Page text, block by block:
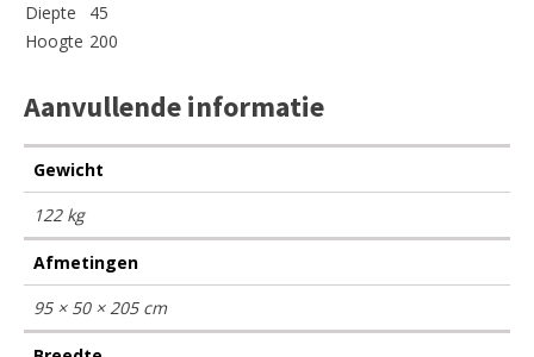
Diepte
45
Hoogte 200
Aanvullende informatie
Gewicht
122 kg
Afmetingen
95 × 50 × 205 cm